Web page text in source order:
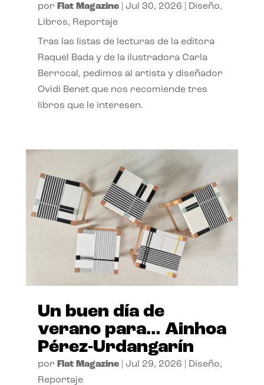
por Flat Magazine| Jul 30, 2026 Diseño,
Libros, Reportaje
Tras las listas de lecturas de la editora
Raquel Bada y de la ilustradora Carla
Berrocal, pedimos al artista y diseñador
Ovidi Benet que nos recomiende tres
libros que le interesen.
Un buen día de
verano para… Ainhoa
Pérez-Urdangarín
por Flat Magazine| Jul 29, 2026 Diseño,
Reportaje